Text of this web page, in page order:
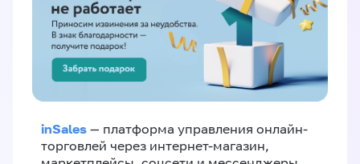
inSales — платформа управления онлайн-
торговлей через интернет-магазин,